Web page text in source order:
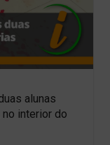
alunas
interior do